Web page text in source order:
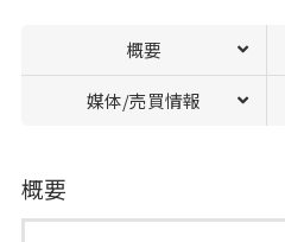
概要
媒体/売買情報
概要